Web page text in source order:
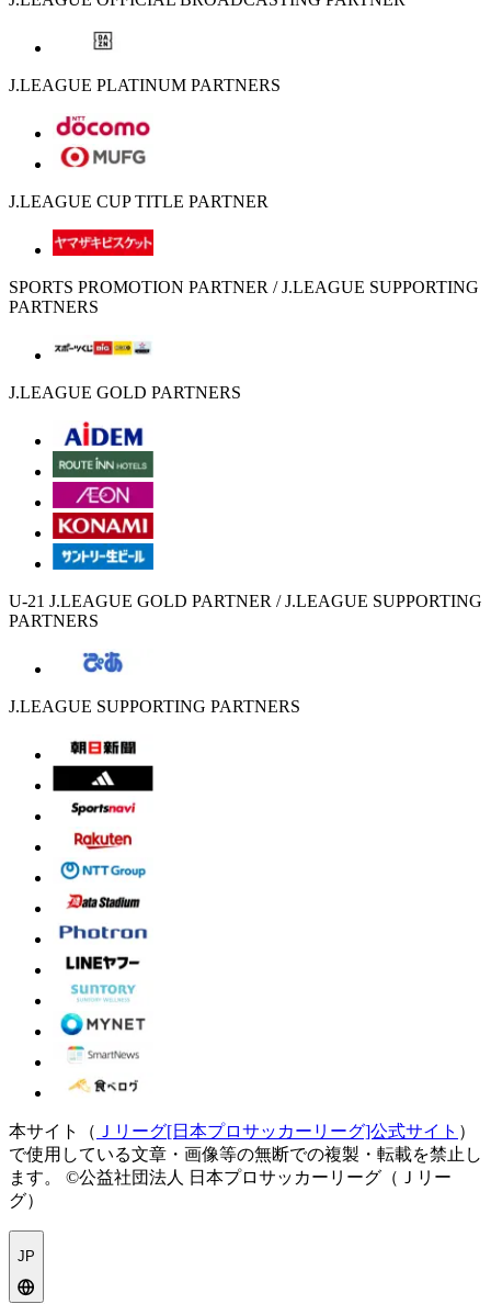
J.LEAGUE PLATINUM PARTNERS
J.LEAGUE CUP TITLE PARTNER
SPORTS PROMOTION PARTNER / J.LEAGUE SUPPORTING
PARTNERS
J.LEAGUE GOLD PARTNERS
U-21 J.LEAGUE GOLD PARTNER / J.LEAGUE SUPPORTING
PARTNERS
J.LEAGUE SUPPORTING PARTNERS
本サイト（ Ｊリーグ[日本プロサッカーリーグ]公式サイト ）
で使用している文章・画像等の無断での複製・転載を禁止し
ます。
©公益社団法人 日本プロサッカーリーグ（Ｊリー
グ）
JP